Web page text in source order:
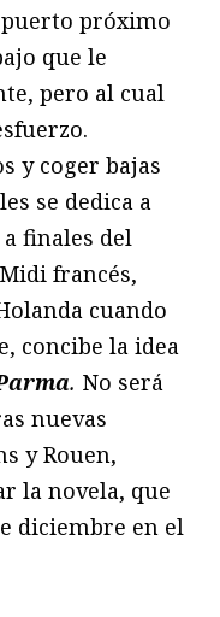
próximo
que le
pero al cual
y coger bajas
se dedica a
finales del
francés,
cuando
concibe la idea
. No será
nuevas
y Rouen,
la novela, que
diciembre en el